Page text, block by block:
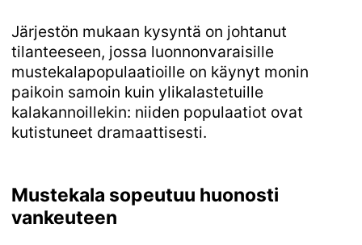
Järjestön mukaan kysyntä on johtanut
tilanteeseen, jossa luonnonvaraisille
mustekalapopulaatioille on käynyt monin
paikoin samoin kuin ylikalastetuille
kalakannoillekin: niiden populaatiot ovat
kutistuneet dramaattisesti.
Mustekala sopeutuu huonosti
vankeuteen